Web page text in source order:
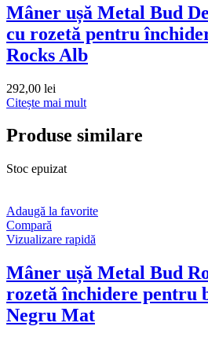
Mâner ușă Metal Bud
cu rozetă pentru
Rocks Alb
292,00 lei
Citește mai mult
Produse similare
Stoc epuizat
Adaugă la favorite
Compară
Vizualizare rapidă
Mâner ușă Metal Bud
rozetă închidere pentru
Negru Mat